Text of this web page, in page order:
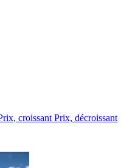
croissant Prix, décroissant